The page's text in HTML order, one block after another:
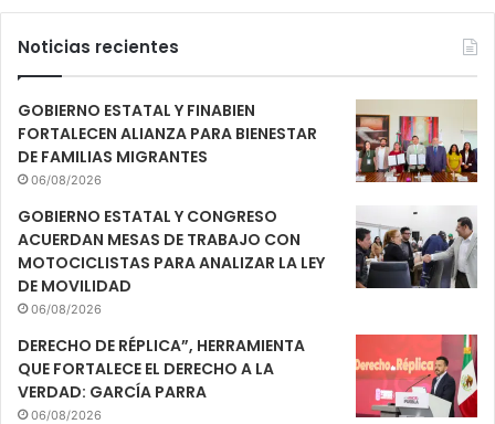
Noticias recientes
GOBIERNO ESTATAL Y FINABIEN
FORTALECEN ALIANZA PARA BIENESTAR
DE FAMILIAS MIGRANTES
06/08/2026
GOBIERNO ESTATAL Y CONGRESO
ACUERDAN MESAS DE TRABAJO CON
MOTOCICLISTAS PARA ANALIZAR LA LEY
DE MOVILIDAD
06/08/2026
DERECHO DE RÉPLICA”, HERRAMIENTA
QUE FORTALECE EL DERECHO A LA
VERDAD: GARCÍA PARRA
06/08/2026